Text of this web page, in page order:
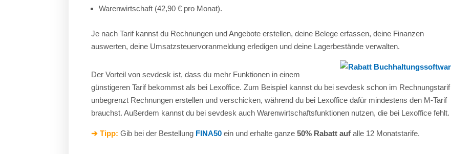
Warenwirtschaft (42,90 € pro Monat).
Je nach Tarif kannst du Rechnungen und Angebote erstellen, deine Belege erfassen, deine Finanzen
auswerten, deine Umsatzsteuervoranmeldung erledigen und deine Lagerbestände verwalten.
Der Vorteil von sevdesk ist, dass du mehr Funktionen in einem
günstigeren Tarif bekommst als bei Lexoffice. Zum Beispiel kannst du bei sevdesk schon im Rechnungstarif
unbegrenzt Rechnungen erstellen und verschicken, während du bei Lexoffice dafür mindestens den M-Tarif
brauchst. Außerdem kannst du bei sevdesk auch Warenwirtschaftsfunktionen nutzen, die bei Lexoffice fehlt.
➔ Tipp: Gib bei der Bestellung FINA50 ein und erhalte ganze50% Rabatt aufalle 12 Monatstarife.